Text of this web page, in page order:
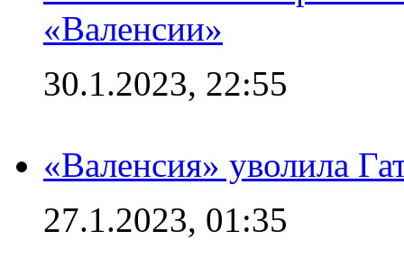
«Валенсии»
30.1.2023, 22:55
«Валенсия» уволила
27.1.2023, 01:35